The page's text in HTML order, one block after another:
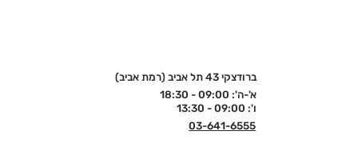
ברודצקי 43 תל אביב (רמת אביב)
א'-ה': 09:00 - 18:30
ו': 09:00 - 13:30
03-641-6555